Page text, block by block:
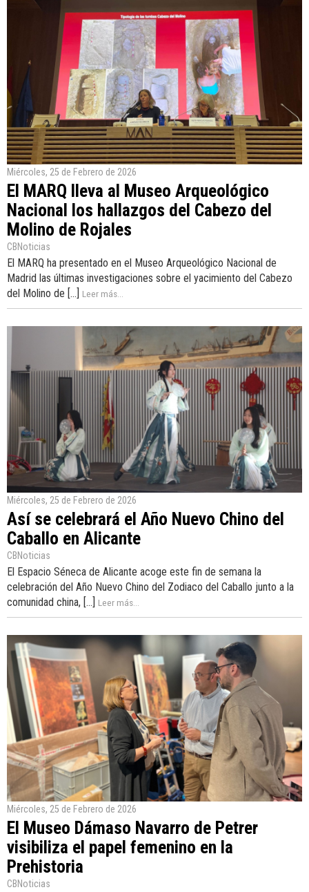
Miércoles, 25 de Febrero de 2026
El MARQ lleva al Museo Arqueológico
Nacional los hallazgos del Cabezo del
Molino de Rojales
CBNoticias
El MARQ ha presentado en el Museo Arqueológico Nacional de
Madrid las últimas investigaciones sobre el yacimiento del Cabezo
del Molino de [...]
Leer más...
Miércoles, 25 de Febrero de 2026
Así se celebrará el Año Nuevo Chino del
Caballo en Alicante
CBNoticias
El Espacio Séneca de Alicante acoge este fin de semana la
celebración del Año Nuevo Chino del Zodiaco del Caballo junto a la
comunidad china, [...] Leer más...
Miércoles, 25 de Febrero de 2026
El Museo Dámaso Navarro de Petrer
visibiliza el papel femenino en la
Prehistoria
CBNoticias